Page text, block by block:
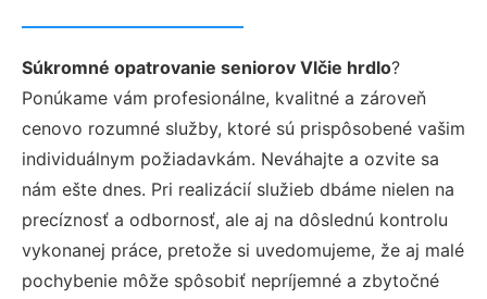
Súkromné opatrovanie seniorov Vlčie hrdlo?
Ponúkame vám profesionálne, kvalitné a zároveň
cenovo rozumné služby, ktoré sú prispôsobené vašim
individuálnym požiadavkám. Neváhajte a ozvite sa
nám ešte dnes. Pri realizácií služieb dbáme nielen na
precíznosť a odbornosť, ale aj na dôslednú kontrolu
vykonanej práce, pretože si uvedomujeme, že aj malé
pochybenie môže spôsobiť nepríjemné a zbytočné